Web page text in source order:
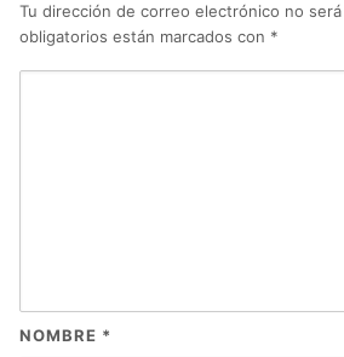
Tu dirección de correo electrónico no será
obligatorios están marcados con *
NOMBRE *